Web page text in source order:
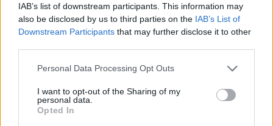
IAB’s list of downstream participants. This information may
also be disclosed by us to third parties on the IAB’s List of
Downstream Participants that may further disclose it to other
Personal Data Processing Opt Outs
I want to opt-out of the Sharing of my
personal data.
Opted In
Sondaj
Ce partid ați vota dacă alegerile parlamentare ar avea
loc duminica viitoare?
PNL
PSD